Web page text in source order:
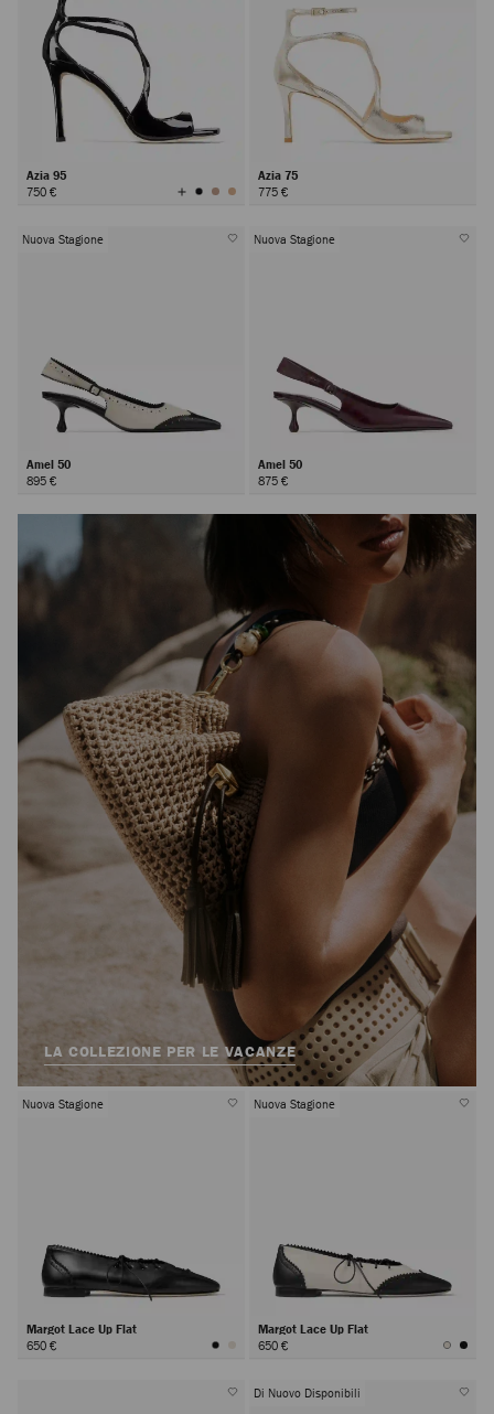
Azia 95
750 €
Visualizza
tutti
Azia 75
775 €
Nuova Stagione
Amel 50
895 €
Nuova Stagione
Amel 50
875 €
LA COLLEZIONE PER LE VACANZE
Nuova Stagione
Margot Lace Up Flat
650 €
Nuova Stagione
Margot Lace Up Flat
650 €
Di Nuovo Disponibili